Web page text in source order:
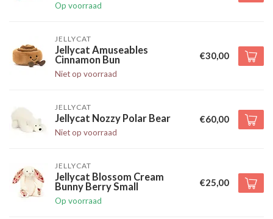
Op voorraad
JELLYCAT
Jellycat Amuseables
Cinnamon Bun
Niet op voorraad
€30,00
JELLYCAT
Jellycat Nozzy Polar Bear
Niet op voorraad
€60,00
JELLYCAT
Jellycat Blossom Cream
Bunny Berry Small
Op voorraad
€25,00